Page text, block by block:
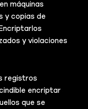
máquinas
y copias de
y violaciones
registros
encriptar
que se